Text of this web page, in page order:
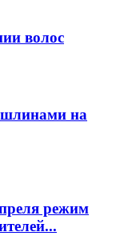
волос
на
режим